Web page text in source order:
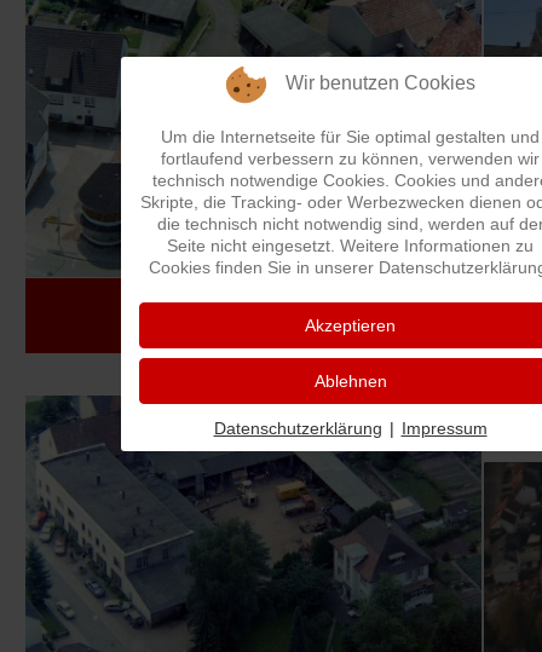
Dorfgemeinschaftshaus
Wir benutzen Cookies
Um die Internetseite für Sie optimal gestalten und
fortlaufend verbessern zu können, verwenden wir
technisch notwendige Cookies. Cookies und
Skripte, die Tracking- oder Werbezwecken dienen
die technisch nicht notwendig sind, werden auf
Seite nicht eingesetzt. Weitere Informationen zu
Cookies finden Sie in unserer
Akzeptieren
Ablehnen
Datenschutzerklärung | Impressum